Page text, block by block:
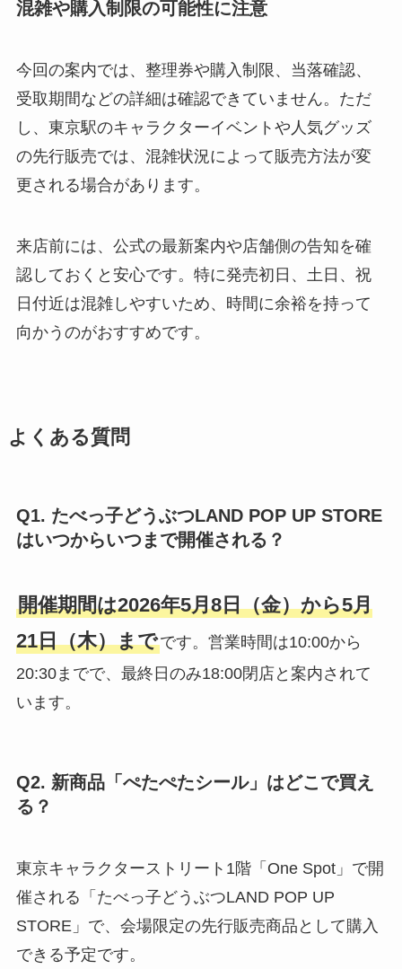
混雑や購入制限の可能性に注意
今回の案内では、整理券や購入制限、当落確認、
受取期間などの詳細は確認できていません。ただ
し、東京駅のキャラクターイベントや人気グッズ
の先行販売では、混雑状況によって販売方法が変
更される場合があります。
来店前には、公式の最新案内や店舗側の告知を確
認しておくと安心です。特に発売初日、土日、祝
日付近は混雑しやすいため、時間に余裕を持って
向かうのがおすすめです。
よくある質問
Q1. たべっ子どうぶつLAND POP UP STORE
はいつからいつまで開催される？
開催期間は2026年5月8日（金）から5月
21日（木）までです。営業時間は10:00から
20:30までで、最終日のみ18:00閉店と案内されて
います。
Q2. 新商品「ぺたぺたシール」はどこで買え
る？
東京キャラクターストリート1階「One Spot」で開
催される「たべっ子どうぶつLAND POP UP
STORE」で、会場限定の先行販売商品として購入
できる予定です。